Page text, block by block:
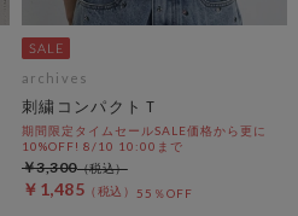
archives
刺繍コンパクトＴ
期間限定タイムセールSALE価格から更に
10%OFF! 8/10 10:00まで
￥1,485 55％OFF
￥3,300